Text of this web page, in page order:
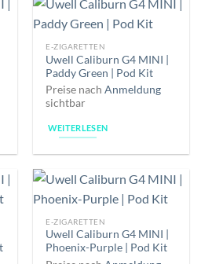
E-ZIGARETTEN
Uwell Caliburn G4 MINI |
Paddy Green | Pod Kit
Preise nachAnmeldung
sichtbar
WEITERLESEN
E-ZIGARETTEN
Uwell Caliburn G4 MINI |
Phoenix-Purple | Pod Kit